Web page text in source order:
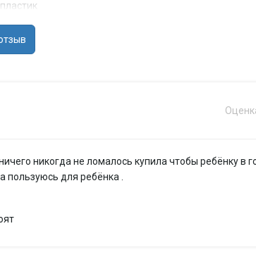
пластик
металл
есть
никогда не ломалось купила чтобы ребёнку в
для ребёнка .